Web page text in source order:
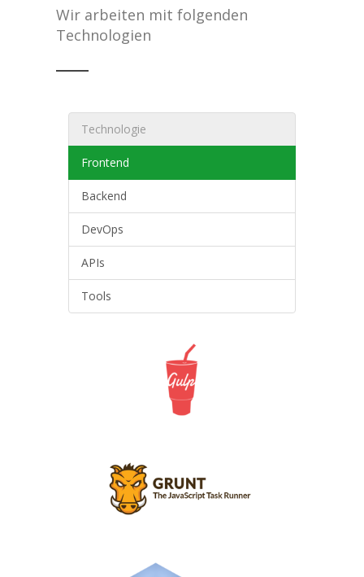
Wir arbeiten mit folgenden
Technologien
Technologie
Frontend
Backend
DevOps
APIs
Tools